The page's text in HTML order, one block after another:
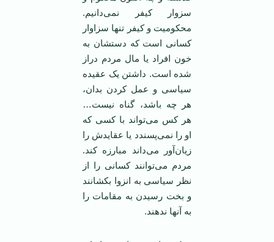
سزوار کیفر نمی‌دانیم.
محکومیت و کیفر تنها سزاوار
کسانی است که دستشان به
خون افراد یا مال مردم دراز
شده است. داشتن یک عقیده
سیاسی و عمل کردن بدان،
هر چه باشد، گناه نیست…
هر کس می‌تواند با کسی که
او را نمی‌پسندد یا عقایدش را
زیان‌آور می‌داند مبارزه کند.
مردم می‌توانند کسانی را از
نظر سیاسی به انزوا بکشانند
و بخت رسیدن به مقامات را
به آنها ندهند.